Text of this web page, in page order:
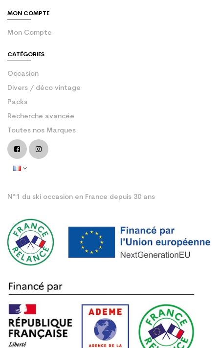
MON COMPTE
Mon Compte
CATÉGORIES
Occasion
Divers / déco vintage
Packs
Recherche avancée
Toutes nos Marques
N°1 du ski occasion en France depuis 30 ans